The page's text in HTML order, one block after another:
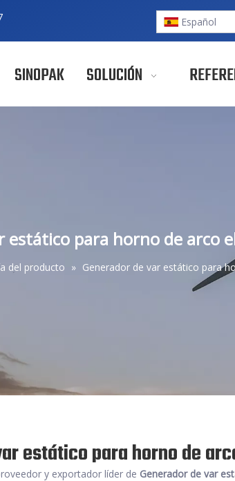
Español
SINOPAK SOLUCIÓN
estático para horno de arco
del producto » Generador de var estático para
estático para horno de
y exportador líder de Generador de var